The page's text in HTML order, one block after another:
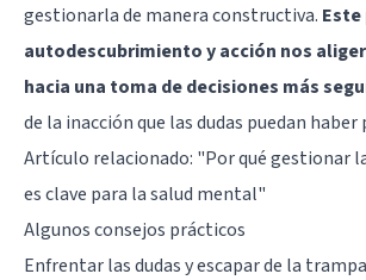
gestionarla de manera constructiva.
autodescubrimiento y acción nos
hacia una toma de decisiones más
de la inacción que las dudas puedan haber
Artículo relacionado: "Por qué gestionar
es clave para la salud mental"
Algunos consejos prácticos
Enfrentar las dudas y escapar de la